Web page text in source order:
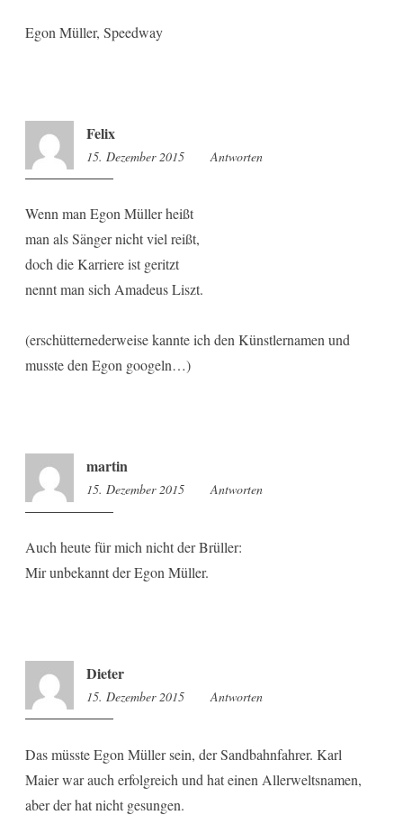
Egon Müller, Speedway
Felix
15. Dezember 2015 9:58
Antworten
Wenn man Egon Müller heißt
man als Sänger nicht viel reißt,
doch die Karriere ist geritzt
nennt man sich Amadeus Liszt.
(erschütternederweise kannte ich den Künstlernamen und
musste den Egon googeln…)
martin
15. Dezember 2015 11:03
Antworten
Auch heute für mich nicht der Brüller:
Mir unbekannt der Egon Müller.
Dieter
15. Dezember 2015 11:26
Antworten
Das müsste Egon Müller sein, der Sandbahnfahrer. Karl
Maier war auch erfolgreich und hat einen Allerweltsnamen,
aber der hat nicht gesungen.